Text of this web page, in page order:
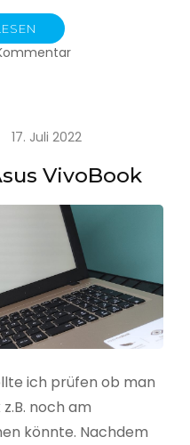
zu
Jahressicherung
17. Juli 2022
VivoBook
ich prüfen ob man
noch am
könnte. Nachdem